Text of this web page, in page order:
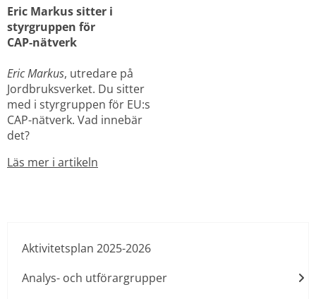
Eric Markus sitter i
styrgruppen för
CAP‑nätverk
Eric Markus, utredare på
Jordbruksverket. Du sitter
med i styrgruppen för EU:s
CAP-nätverk. Vad innebär
det?
Läs mer i artikeln
Aktivitetsplan 2025-2026
Analys- och utförargrupper